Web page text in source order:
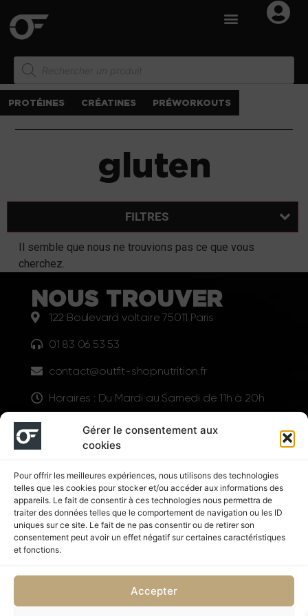
Gérer le consentement aux
cookies
Pour offrir les meilleures expériences, nous utilisons des technologies
telles que les cookies pour stocker et/ou accéder aux informations des
appareils. Le fait de consentir à ces technologies nous permettra de
traiter des données telles que le comportement de navigation ou les ID
uniques sur ce site. Le fait de ne pas consentir ou de retirer son
consentement peut avoir un effet négatif sur certaines caractéristiques
et fonctions.
Accepter
PROTÉINES CRÉATINES PRÉWORKOUTS
gluten
FILTRES
Il semble que nous ne trouvions pas ce que vous
cherchez.
NOUS TROUVER
122 Boulevard voltaire 75011 Paris
01 83 06 53 53
contact@outfit-shopnutrition.fr
Horaires : Du Mardi au Samedi de 11h à 20h
LIENS UTILES
Suivez nous